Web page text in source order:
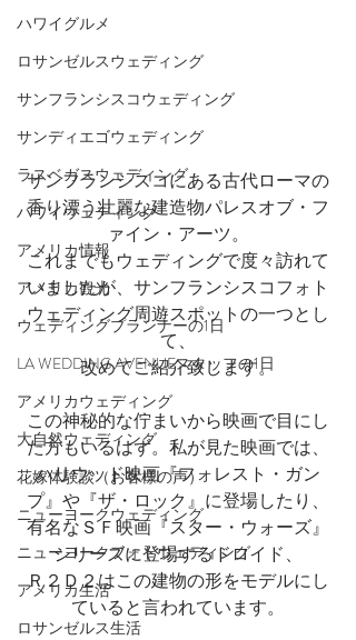
ハワイグルメ
ロサンゼルスウェディング
サンフランシスコウェディング
サンディエゴウェディング
ラスベガスウェディング
ハワイウェディング
アメリカ情報
アメリカ観光
ウェディングプランナーの1日
LA WEDDING AVENUEスタッフの1日
アメリカウェディング
大自然ウェディング
花嫁体験談（お客様の声）
ニューヨークウェディング
ニューヨークフォトウェディング
アメリカ生活
ロサンゼルス生活
サンフランシスコにある古代ローマの
香り漂う壮麗な建造物パレスオブ・フ
ァイン・アーツ。
これまでもウェディングで度々訪れて
いましたが、サンフランシスコフォト
ウェディング周遊スポットの一つとし
て、
改めてご紹介致します。
この神秘的な佇まいから映画で目にし
た方もいるはず。私が見た映画では、
ハリウッド映画『フォレスト・ガン
プ』や『ザ・ロック』に登場したり、
有名なＳＦ映画『スター・ウォーズ』
シリーズに登場するドロイド、
Ｒ２Ｄ２はこの建物の形をモデルにし
ていると言われています。